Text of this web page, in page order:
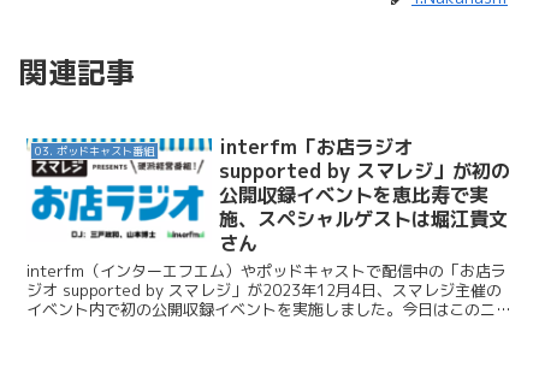
関連記事
03. ポッドキャスト番組
interfm「お店ラジオ
supported by スマレジ」が初の
公開収録イベントを恵比寿で実
施、スペシャルゲストは堀江貴文
さん
interfm（インターエフエム）やポッドキャストで配信中の「お店ラ
ジオ supported by スマレジ」が2023年12月4日、スマレジ主催の
イベント内で初の公開収録イベントを実施しました。今日はこのニュ